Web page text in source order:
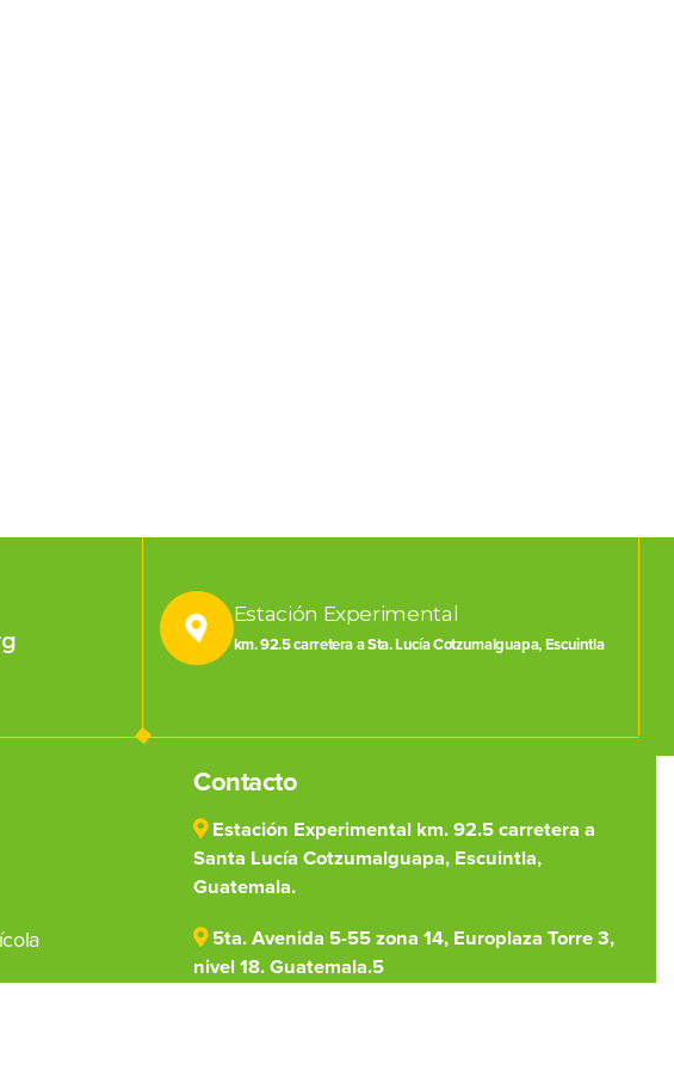
Estación Experimental
km. 92.5 carretera a Sta. Lucía Cotzumalguapa, Escuintla
Contacto
Estación Experimental km. 92.5 carretera a
Santa Lucía Cotzumalguapa, Escuintla,
Guatemala.
5ta. Avenida 5-55 zona 14, Europlaza Torre 3,
nivel 18. Guatemala.5